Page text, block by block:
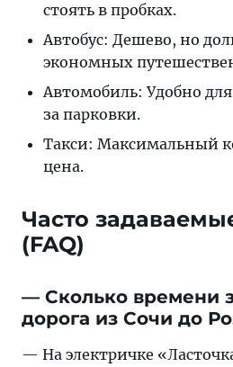
стоять в пробках.
Автобус: Дешево, но
экономных
Автомобиль: Удобно
за парковки.
Такси: Максимальный
цена.
Часто
(FAQ)
— Сколько времени
дорога из Сочи до
— На электричке